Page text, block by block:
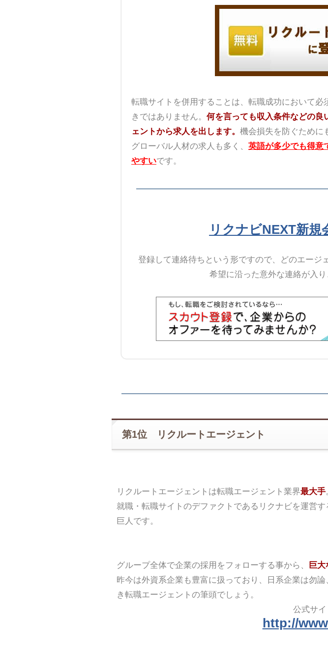
転職サイトを併用することは、転職成功において
きではありません。 何を言っても収入条件などの良
ェントから求人を出します。 機会損失を防ぐために
グローバル人材の求人も多く、 英語が多少でも得意
やすいです。
リクナビNEXT新規
登録して連絡待ちという形ですので、どのエージ
希望に沿った意外な連絡が入
第1位 リクルートエージェント
リクルートエージェントは転職エージェント業界最大手
就職・転職サイトのデファクトであるリクナビを運営
巨人です。
グループ全体で企業の採用をフォローする事から、 巨
昨今は外資系企業も豊富に扱っており、日系企業は勿
き転職エージェントの筆頭でしょう。
公式サ
http://